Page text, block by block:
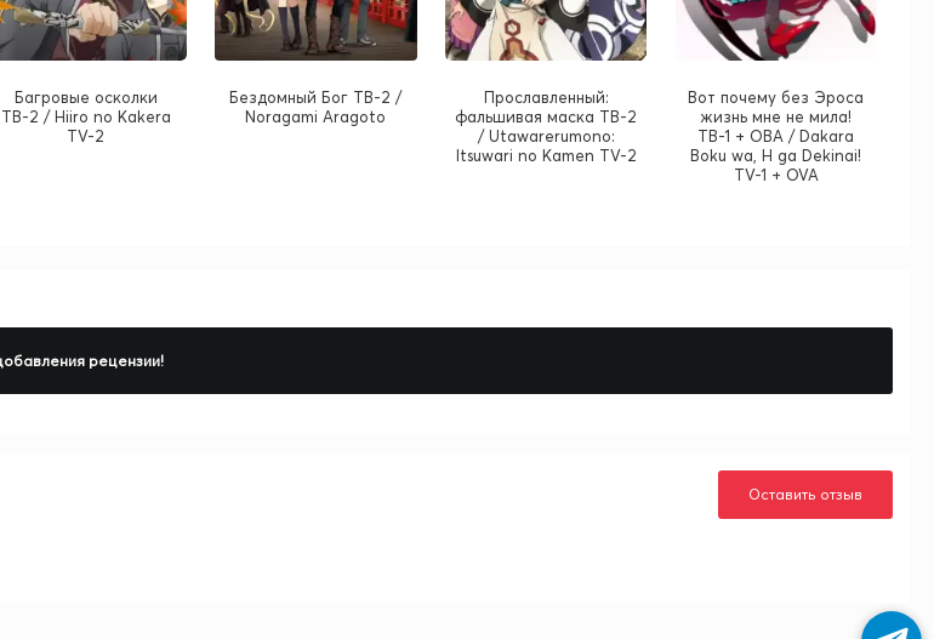
Багровые осколки
ТВ-2 / Hiiro no Kakera
TV-2
Бездомный Бог ТВ-2 /
Noragami Aragoto
Прославленный:
фальшивая маска ТВ-2
/ Utawarerumono:
Itsuwari no Kamen TV-2
Вот почему без Эроса
жизнь мне не мила!
ТВ-1 + ОВА / Dakara
Boku wa, H ga Dekinai!
TV-1 + OVA
рецензии!
Оставить отзыв